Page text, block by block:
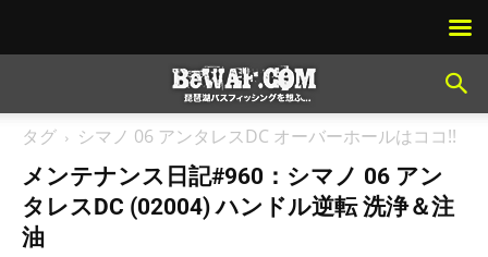
タグ シマノ 06 アンタレスDC オーバーホールはココ!!
メンテナンス日記#960：シマノ 06 アン
タレスDC (02004) ハンドル逆転 洗浄＆注
油